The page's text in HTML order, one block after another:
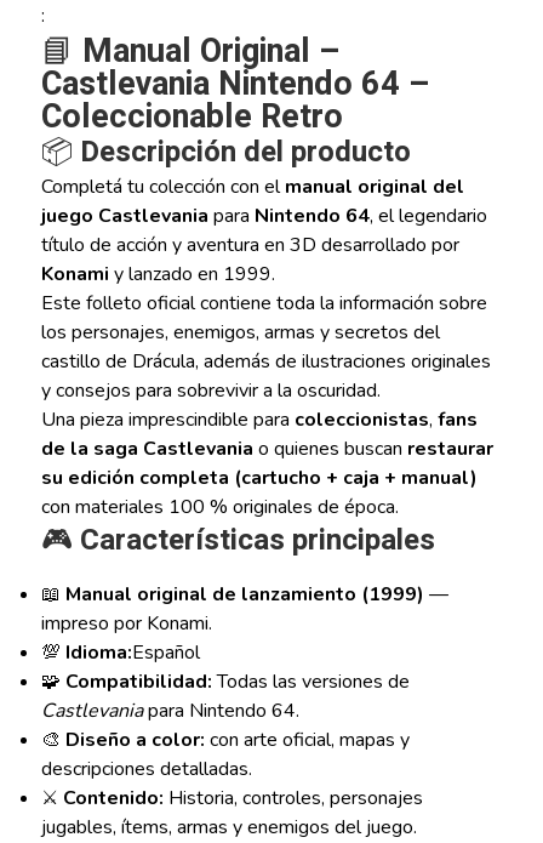
:
📘 Manual Original –
Castlevania Nintendo 64 –
Coleccionable Retro
📦 Descripción del producto
Completá tu colección con elmanual original del
juego Castlevania para Nintendo 64, el legendario
título de acción y aventura en 3D desarrollado por
Konami y lanzado en 1999.
Este folleto oficial contiene toda la información sobre
los personajes, enemigos, armas y secretos del
castillo de Drácula, además de ilustraciones originales
y consejos para sobrevivir a la oscuridad.
Una pieza imprescindible para coleccionistas, fans
de la saga Castlevania o quienes buscan restaurar
su edición completa (cartucho + caja + manual)
con materiales 100 % originales de época.
🎮 Características principales
📖 Manual original de lanzamiento (1999) —
impreso por Konami.
💯 Idioma:Español
🧩 Compatibilidad:Todas las versiones de
Castlevaniapara Nintendo 64.
🎨 Diseño a color: con arte oficial, mapas y
descripciones detalladas.
⚔️ Contenido: Historia, controles, personajes
jugables, ítems, armas y enemigos del juego.